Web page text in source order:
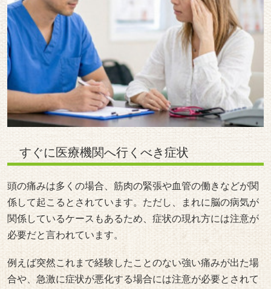
すぐに医療機関へ行くべき症状
頭の痛みは多くの場合、筋肉の緊張や血管の働きなどが関
係して起こるとされています。ただし、まれに脳の病気が
関係しているケースもあるため、症状の現れ方には注意が
必要だと言われています。
例えば突然これまで経験したことのない強い痛みが出た場
合や、急激に症状が悪化する場合には注意が必要とされて